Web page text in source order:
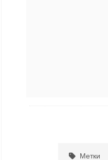
Метки